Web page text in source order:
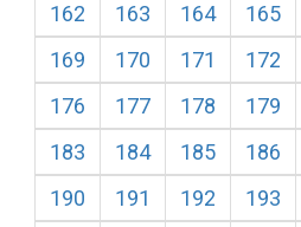
162
163 164 165
169
170 171 172
176
177 178 179
183
184 185 186
190
191 192 193